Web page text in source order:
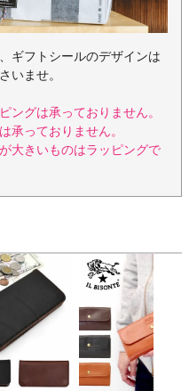
ギフトシールのデザインは
いませ。
ングは承っておりません。
承っておりません。
大きいものはラッピングで